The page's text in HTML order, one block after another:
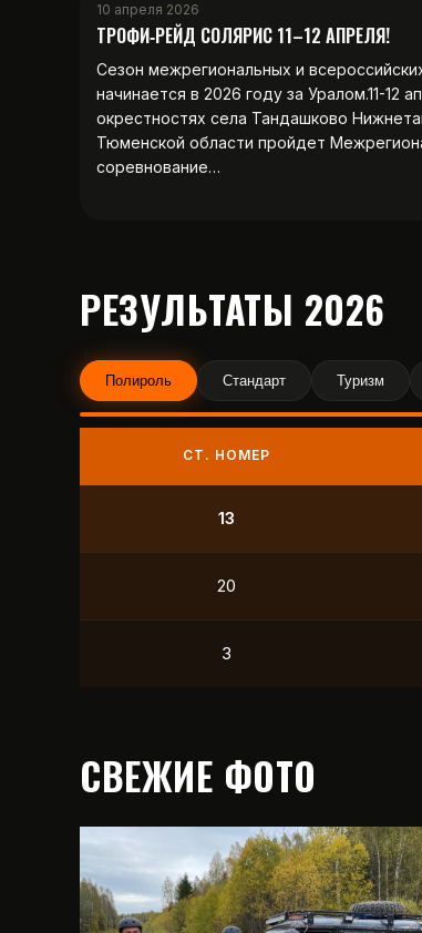
10 апреля 2026
ТРОФИ‑РЕЙД СОЛЯРИС 11–12 АПРЕЛЯ!
Сезон межрегиональных и
начинается в 2026 году за Уралом.11-12
окрестностях села Тандашково
Тюменской области пройдет
соревнование…
РЕЗУЛЬТАТЫ 2026
Полироль Стандарт Туризм
СТ. НОМЕР
9
21
12
СВЕЖИЕ ФОТО